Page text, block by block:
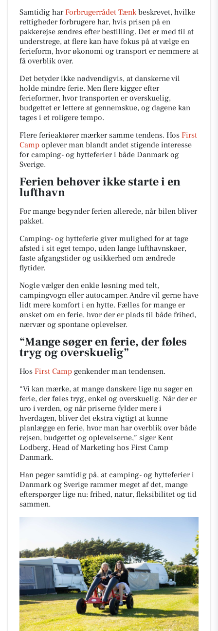
Samtidig har Forbrugerrådet Tænkbeskrevet, hvilke
rettigheder forbrugere har, hvis prisen på en
pakkerejse ændres efter bestilling. Det er med til at
understrege, at flere kan have fokus på at vælge en
ferieform, hvor økonomi og transport er nemmere at
få overblik over.
Det betyder ikke nødvendigvis, at danskerne vil
holde mindre ferie. Men flere kigger efter
ferieformer, hvor transporten er overskuelig,
budgettet er lettere at gennemskue, og dagene kan
tages i et roligere tempo.
Flere ferieaktører mærker samme tendens. Hos First
Camp oplever man blandt andet stigende interesse
for camping- og hytteferier i både Danmark og
Sverige.
Ferien behøver ikke starte i en
lufthavn
For mange begynder ferien allerede, når bilen bliver
pakket.
Camping- og hytteferie giver mulighed for at tage
afsted i sit eget tempo, uden lange lufthavnskøer,
faste afgangstider og usikkerhed om ændrede
flytider.
Nogle vælger den enkle løsning med telt,
campingvogn eller autocamper. Andre vil gerne have
lidt mere komfort i en hytte. Fælles for mange er
ønsket om en ferie, hvor der er plads til både frihed,
nærvær og spontane oplevelser.
“Mange søger en ferie, der føles
tryg og overskuelig”
Hos First Camp genkender man tendensen.
“Vi kan mærke, at mange danskere lige nu søger en
ferie, der føles tryg, enkel og overskuelig. Når der er
uro i verden, og når priserne fylder mere i
hverdagen, bliver det ekstra vigtigt at kunne
planlægge en ferie, hvor man har overblik over både
rejsen, budgettet og oplevelserne,” siger Kent
Lodberg, Head of Marketing hos First Camp
Danmark.
Han peger samtidig på, at camping- og hytteferier i
Danmark og Sverige rammer meget af det, mange
efterspørger lige nu: frihed, natur, fleksibilitet og tid
sammen.